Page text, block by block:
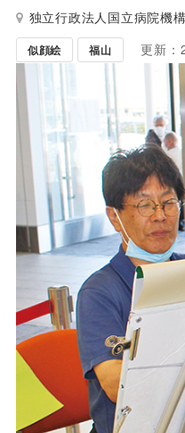
独立行政法人国立病院機
似顔絵 福山 更新：